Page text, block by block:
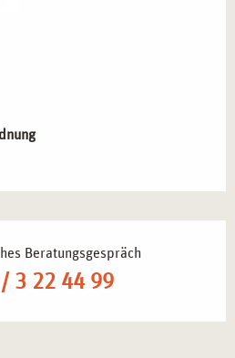
Beratungsgespräch
3 22 44 99